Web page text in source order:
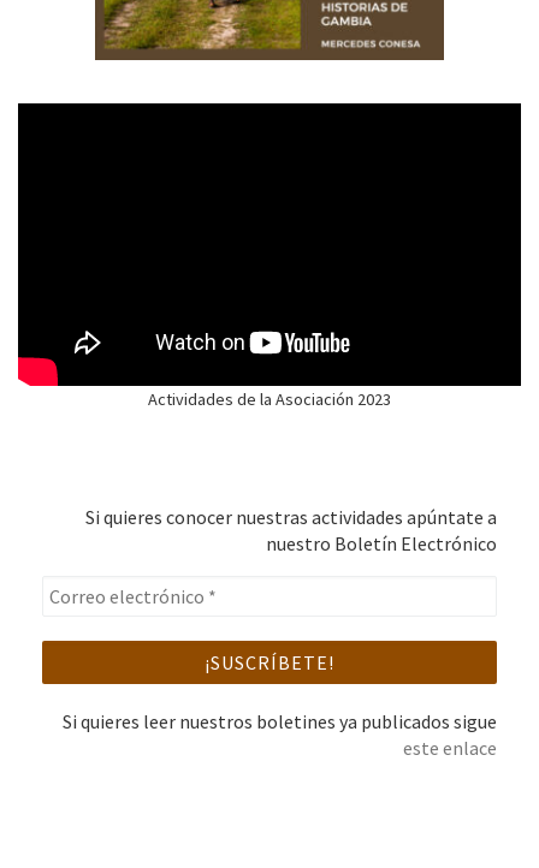
Actividades de la Asociación 2023
Si quieres conocer nuestras actividades apúntate a
nuestro Boletín Electrónico
Si quieres leer nuestros boletines ya publicados sigue
este enlace